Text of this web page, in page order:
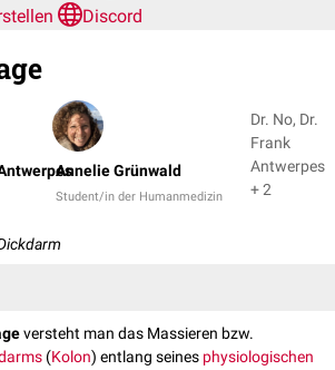
Discord
Annelie Grünwald
Student/in der Humanmedizin
Dr. No, Dr.
Frank
Antwerpes
+ 2
versteht man das Massieren bzw.
(Kolon) entlang seines physiologischen